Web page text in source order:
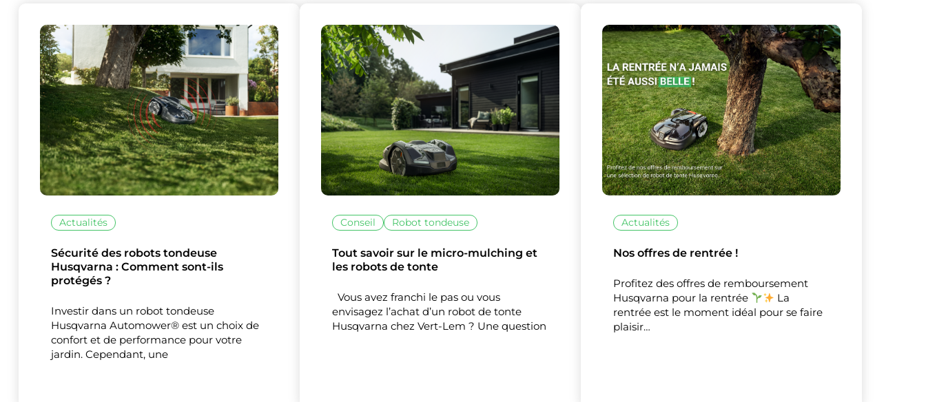
Ce site utilise des cookies et vous donne le contrôle sur ceux que
vous souhaitez activer
Nos partenaires(1)
Mesure d'audience
XMasquer le bandeau
Actualités
Sécurité des robots tondeuse
Husqvarna : Comment sont-ils
protégés ?
Investir dans un robot tondeuse
Husqvarna Automower® est un choix de
confort et de performance pour votre
jardin. Cependant, une
Conseil Robot tondeuse
Tout savoir sur le micro-mulching et
les robots de tonte
Vous avez franchi le pas ou vous
envisagez l’achat d’un robot de tonte
Husqvarna chez Vert-Lem ? Une question
Actualités
Nos offres de rentrée !
Profitez des offres de remboursement
Husqvarna pour la rentrée
La
rentrée est le moment idéal pour se faire
plaisir…